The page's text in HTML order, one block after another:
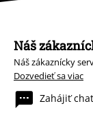
Náš
Náš zákaznícky
Dozvedieť sa viac
Zahájiť chat